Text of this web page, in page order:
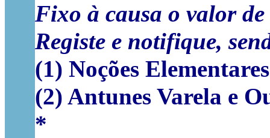
Fixo à causa o valor
Registe e notifique,
(1) Noções
(2) Antunes Varela e
*